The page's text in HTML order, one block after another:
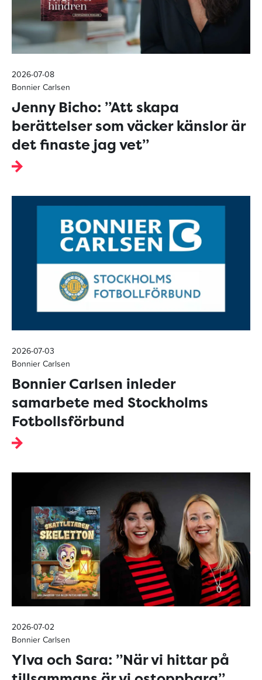
2026-07-08
Bonnier Carlsen
Jenny Bicho: ”Att skapa
berättelser som väcker känslor är
det finaste jag vet”
2026-07-03
Bonnier Carlsen
Bonnier Carlsen inleder
samarbete med Stockholms
Fotbollsförbund
2026-07-02
Bonnier Carlsen
Ylva och Sara: ”När vi hittar på